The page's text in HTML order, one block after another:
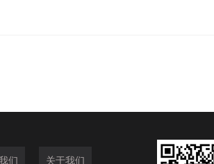
们 关于我们